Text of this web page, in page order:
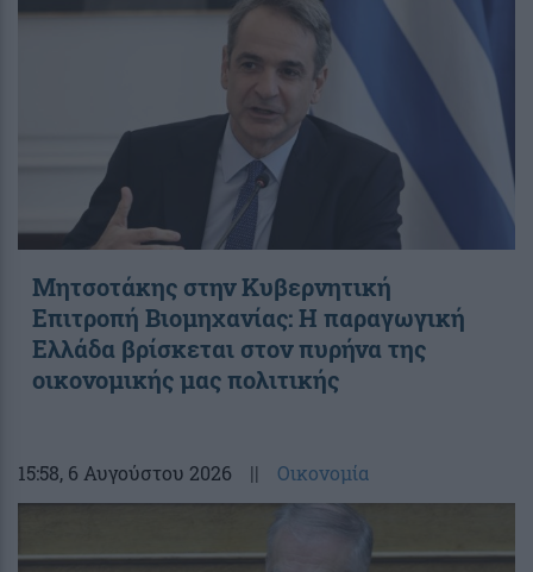
Μητσοτάκης στην Κυβερνητική
Επιτροπή Βιομηχανίας: Η παραγωγική
Ελλάδα βρίσκεται στον πυρήνα της
οικονομικής μας πολιτικής
15:58, 6 Αυγούστου 2026 || Οικονομία